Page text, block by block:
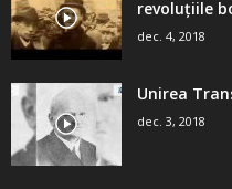
revoluţiile
dec. 4, 2018
Unirea
dec. 3, 2018